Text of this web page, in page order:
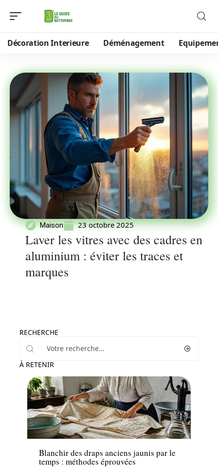
Décoration Interieure Déménagement
Maison 23 octobre 2025
Laver les vitres avec des cadres en
aluminium : éviter les traces et
marques
RECHERCHE
À RETENIR
Décoration Interieure
Blanchir des draps anciens jaunis par le
temps : méthodes éprouvées